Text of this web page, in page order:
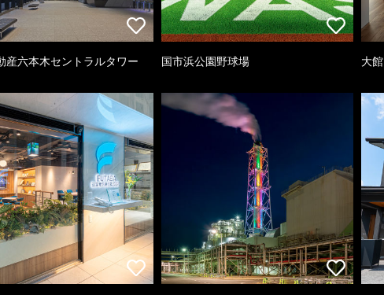
産六本木セントラルタワー 国市浜公園野球場 大